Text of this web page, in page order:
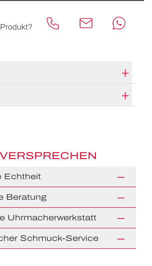
HERSTELLERBESCHREIBUNG
Echtheit
Beratung
Uhrmacherwerkstatt
Schmuck-Service